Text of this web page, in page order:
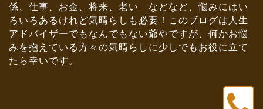
係、仕事、お金、将来、老い などなど、悩みにはい
ろいろあるけれど気晴らしも必要！このブログは人生
アドバイザーでもなんでもない爺やですが、何かお悩
みを抱えている方々の気晴らしに少しでもお役に立て
たら幸いです。